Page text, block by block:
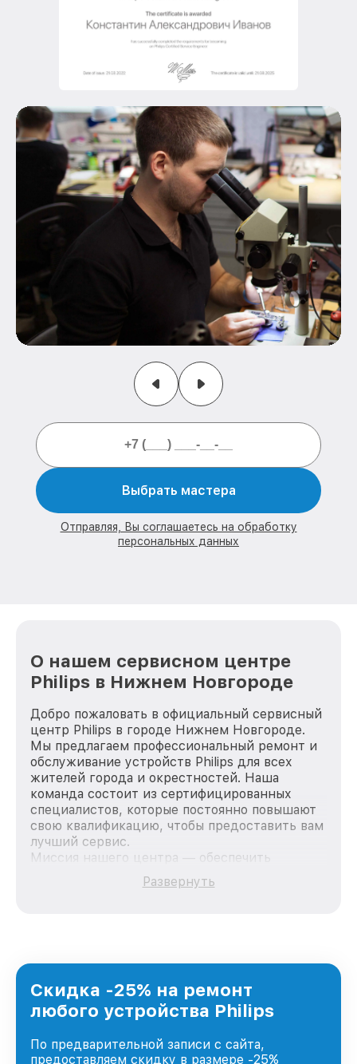
Выбрать мастера
Отправляя, Вы соглашаетесь на обработку
персональных данных
О нашем сервисном центре
Philips в Нижнем Новгороде
Добро пожаловать в официальный сервисный
центр Philips в городе Нижнем Новгороде.
Мы предлагаем профессиональный ремонт и
обслуживание устройств Philips для всех
жителей города и окрестностей. Наша
команда состоит из сертифицированных
специалистов, которые постоянно повышают
свою квалификацию, чтобы предоставить вам
лучший сервис.
Миссия нашего центра — обеспечить
качественный и доступный ремонт для
каждого пользователя продукции Philips, вне
Нижнем Новгороде, постоянно повышая
уровень доверия и лояльности наших
клиентов.
Развернуть
Скидка -25% на ремонт
любого устройства Philips
По предварительной записи с сайта,
предоставляем скидку в размере -25%